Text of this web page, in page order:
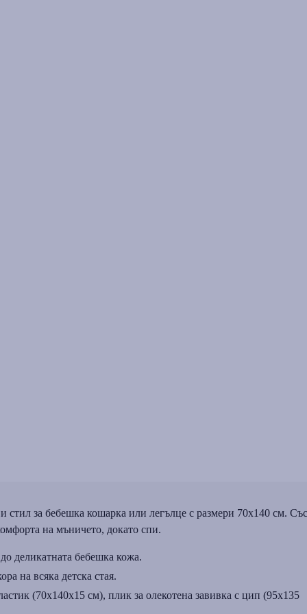
стил за бебешка кошарка или легълце с размери 70x140 см. Със
на мъничето, докато спи.
деликатната бебешка кожа.
на всяка детска стая.
(70x140x15 см), плик за олекотена завивка с цип (95x135